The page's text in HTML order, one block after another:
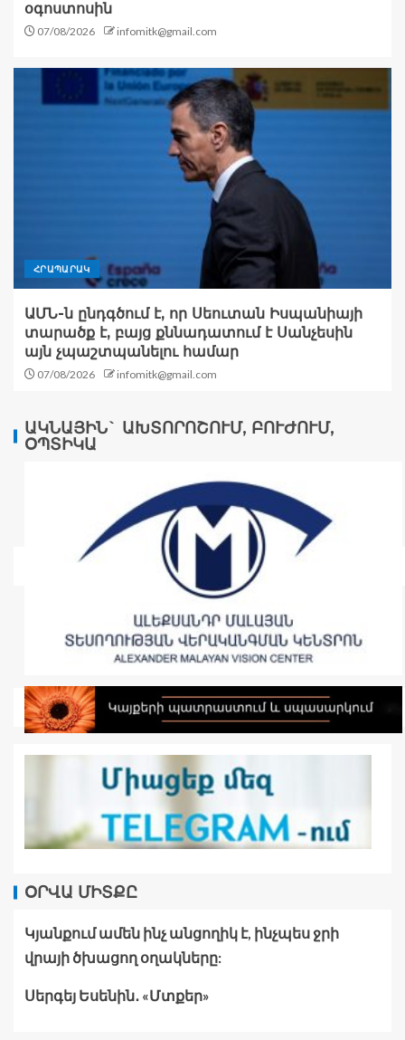
օգոստոսին
07/08/2026 infomitk@gmail.com
ՀՐԱՊԱՐԱԿ
ԱՄՆ-ն ընդգծում է, որ Սեուտան Իսպանիայի
տարածք է, բայց քննադատում է Սանչեսին
այն չպաշտպանելու համար
07/08/2026 infomitk@gmail.com
ԱԿՆԱՅԻՆ` ԱԽՏՈՐՈՇՈՒՄ, ԲՈՒԺՈՒՄ,
ՕՊՏԻԿԱ
ՕՐՎԱ ՄԻՏՔԸ
Կյանքում ամեն ինչ անցողիկ է, ինչպես ջրի
վրայի ծխացող օղակները:
Սերգեյ Եսենին․ «Մտքեր»